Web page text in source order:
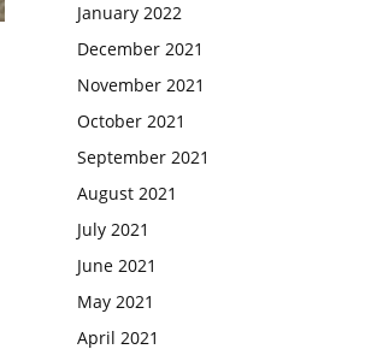
January 2022
December 2021
November 2021
October 2021
September 2021
August 2021
July 2021
June 2021
May 2021
April 2021